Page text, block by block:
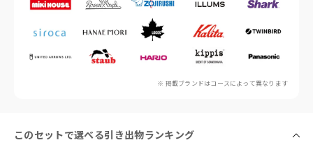
※ 掲載ブランドはコースによって異なります
このセットで選べる引き出物ランキング